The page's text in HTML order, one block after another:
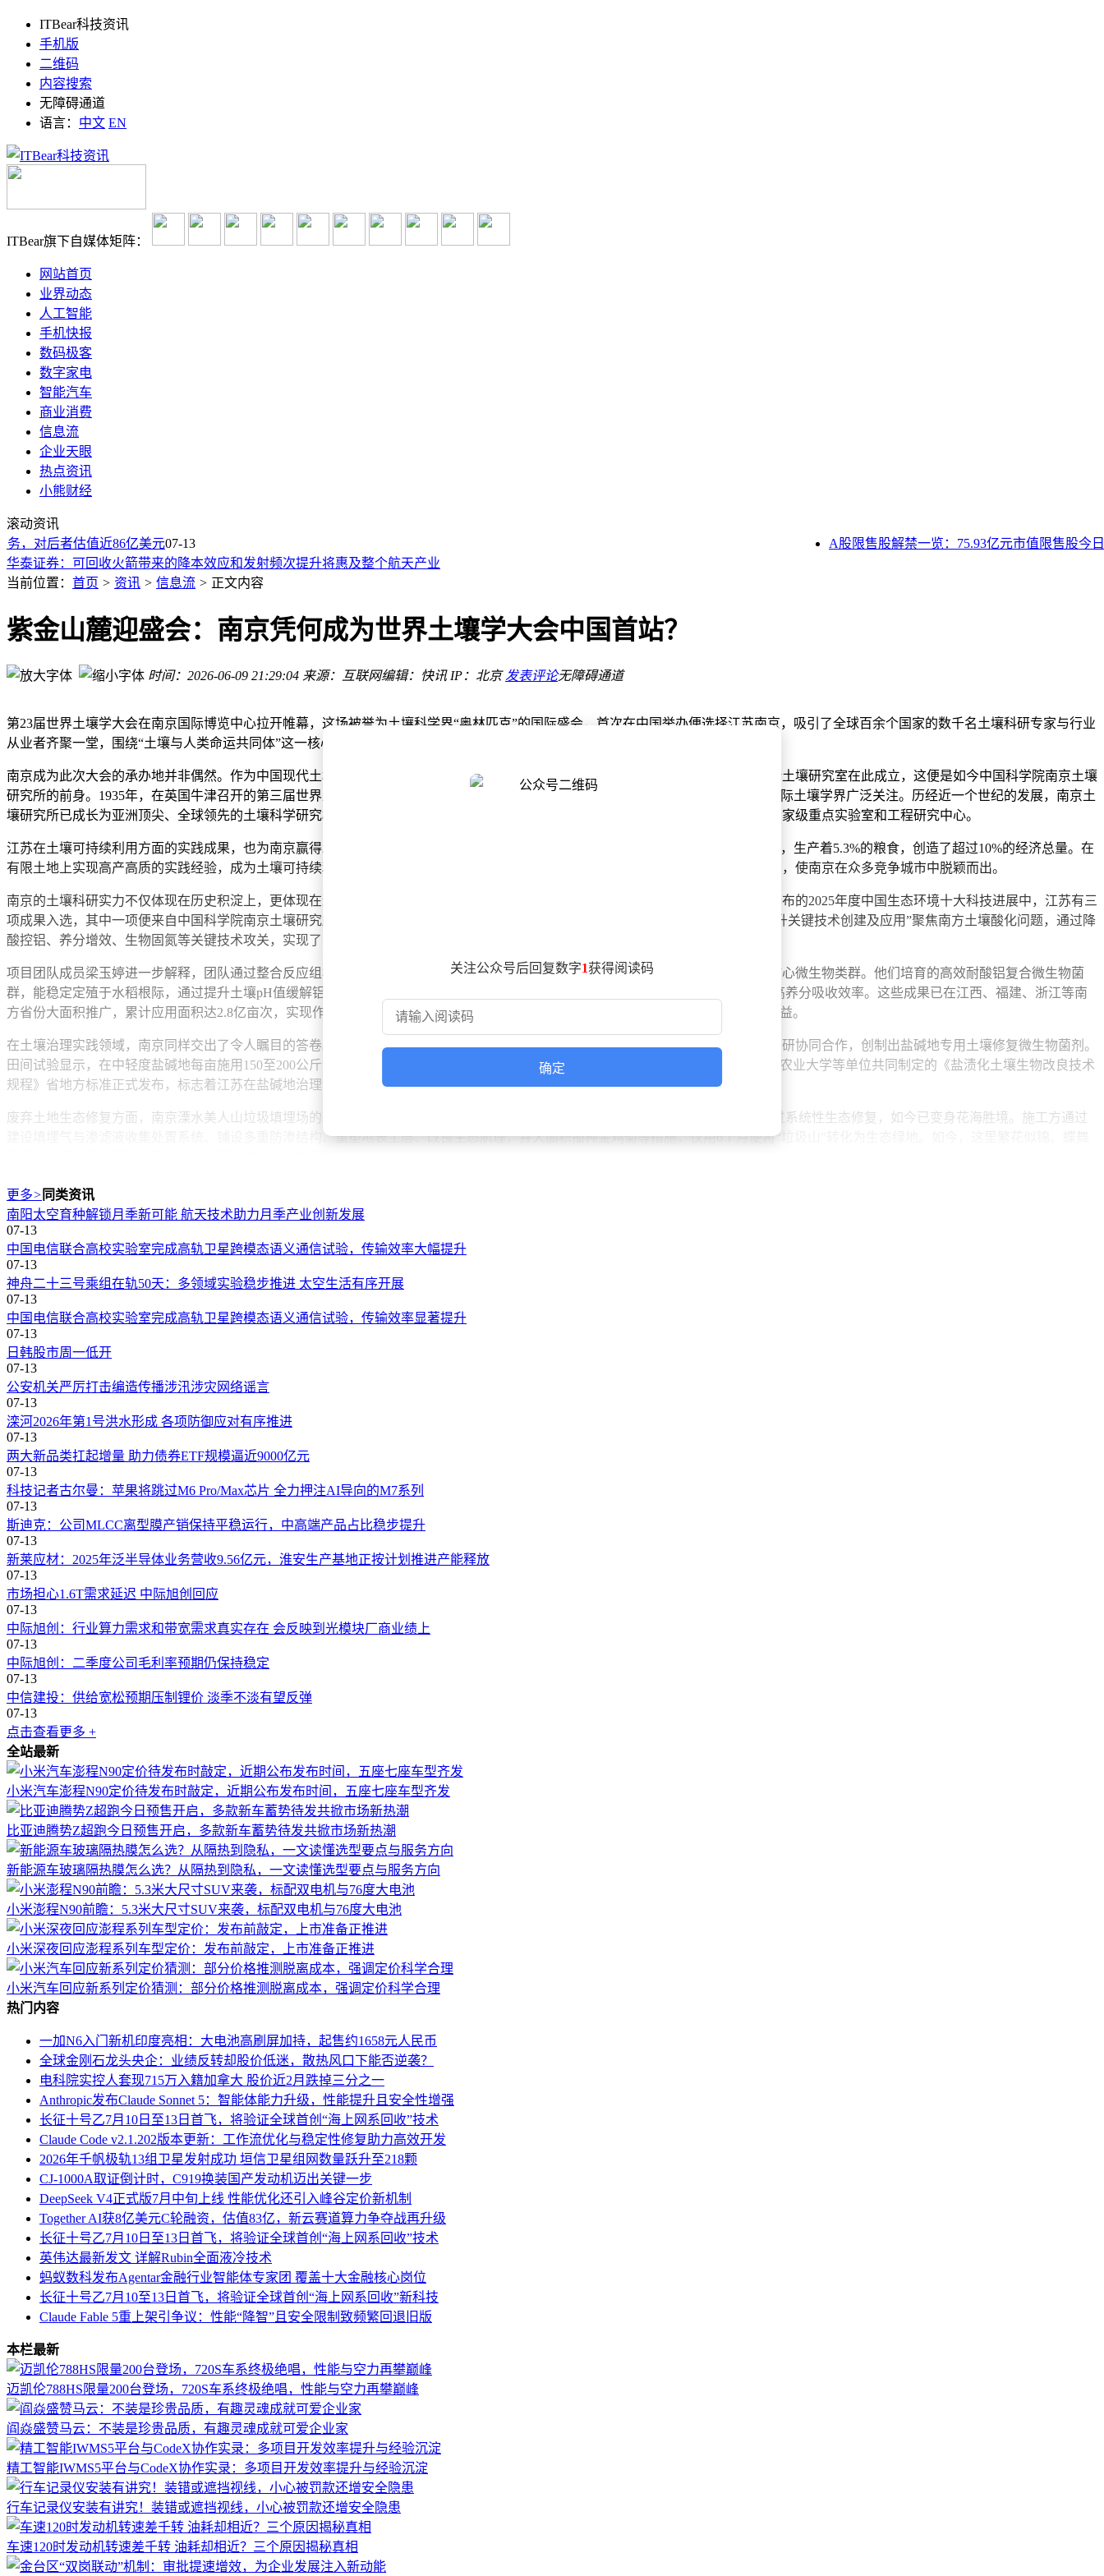
ITBear科技资讯
手机版
二维码
内容搜索
无障碍通道
语言： 中文 EN
ITBear旗下自媒体矩阵：
网站首页
业界动态
人工智能
手机快报
数码极客
数字家电
智能汽车
商业消费
信息流
企业天眼
热点资讯
小熊财经
滚动资讯
，对后者估值近86亿美元07-13 A股限售股解禁一览：75.93亿元市值限售股今日
金山办公：WPS已完成初步存储管理能力优化，体验版已开放使用
中国电信联合高校实验室完成高轨卫星跨模态语义通信试验，传输效率显著提升
A股限售股解禁一览：75.93亿元市值限售股今日解禁
首次关键跨越 甲醇输送搭上成品油管道“顺风车”
华泰证券：可回收火箭带来的降本效应和发射频次提升将惠及整个航天产业
华泰证券：三季度10年国债运行区间仍在1.70%-1.80%，上限仍难超过1.9%
中际旭创澄清二季度业绩严重不及预期和故意压制股价传言
月球每年3.8厘米远离地球？不必恐慌！科学解读及中国探月新贡献来了
金山办公：WPS已完成初步存储管理能力优化，体验版已开放使用
中国电信联合高校实验室完成高轨卫星跨模态语义通信试验，传输效率显著提升
当前位置： 首页 > 资讯 > 信息流 > 正文内容
紫金山麓迎盛会：南京凭何成为世界土壤学大会中国首站？
时间：2026-06-09 21:29:04 来源：互联网编辑：快讯 IP：北京 发表评论无障碍通道
第23届世界土壤学大会在南京国际博览中心拉开帷幕，这场被誉为土壤科学界“奥林匹克”的国际盛会，首次在中国举办便选择江苏南京，吸引了全球百余个国家的数千名土壤科研专家与行业
从业者齐聚一堂，围绕“土壤与人类命运共同体”这一核心议题展开深入探讨。
南京成为此次大会的承办地并非偶然。作为中国现代土壤科学的发源地，南京的土壤科研历史可追溯至1930年。当时，中央地质调查所土壤研究室在此成立，这便是如今中国科学院南京土壤
研究所的前身。1935年，在英国牛津召开的第三届世界土壤学大会上，来自该研究室的中方代表侯光炯首次提出“水稻土”概念，引发国际土壤学界广泛关注。历经近一个世纪的发展，南京土
壤研究所已成长为亚洲顶尖、全球领先的土壤科学研究机构，拥有全球规模最大的土壤标本库、完备的国家级土壤数据库，以及多个国家级重点实验室和工程研究中心。
江苏在土壤可持续利用方面的实践成果，也为南京赢得承办权增添了重要砝码。这片仅占全国1.12%土地面积的区域，承载着6%的人口，生产着5.3%的粮食，创造了超过10%的经济总量。在
有限土地上实现高产高质的实践经验，成为土壤可持续利用的鲜活样本。城市的科研积淀、区域的发展经验与地方的经济实力共同作用，使南京在众多竞争城市中脱颖而出。
南京的土壤科研实力不仅体现在历史积淀上，更体现在近年来的硬核成果中。在本届大会开幕前不久，中国科协生态环境产学联合体公布的2025年度中国生态环境十大科技进展中，江苏有三
项成果入选，其中一项便来自中国科学院南京土壤研究所。该研究所所长沈仁芳介绍，入选项目“南方酸性土壤障碍消减与作物产能提升关键技术创建及应用”聚焦南方土壤酸化问题，通过降
酸控铝、养分增效、生物固氮等关键技术攻关，实现了多项基础理论突破，并研发出针对不同耕地类型的技术、产品及配套应用方案。
项目团队成员梁玉婷进一步解释，团队通过整合反应组模型与机器学习方法，对红壤微生物进行深度分析，锁定了参与土壤碳循环的核心微生物类群。他们培育的高效耐酸铝复合微生物菌
群，能稳定定殖于水稻根际，通过提升土壤pH值缓解铝毒，同时活化被土壤固化的磷素，提升磷养分有效性，促进水稻根系发育，提高养分吸收效率。这些成果已在江西、福建、浙江等南
方省份大面积推广，累计应用面积达2.8亿亩次，实现作物平均增产8%，减少化肥施用51.65万吨，取得了耕地提质与农户增收的双重效益。
在土壤治理实践领域，南京同样交出了令人瞩目的答卷。针对沿海盐碱地耕地退化问题，江苏省农科院资环所与南京宁粮生物通过产学研协同合作，创制出盐碱地专用土壤修复微生物菌剂。
田间试验显示，在中轻度盐碱地每亩施用150至200公斤该产品，农作物当季可增产10%以上。今年初，由中科院南京土壤研究所与南京农业大学等单位共同制定的《盐渍化土壤生物改良技术
规程》省地方标准正式发布，标志着江苏在盐碱地治理领域迈出标准化重要一步。
废弃土地生态修复方面，南京溧水美人山垃圾填埋场的转型堪称典范。这座占地5.6万平方米、累计填埋垃圾超80万吨的陈旧场地，经过系统性生态修复，如今已变身花海胜境。施工方通过
建设填埋气与渗滤液收集处置系统、铺设多重防渗结构、重塑地表土层、改良生态肌理，并大面积播种金鸡菊等措施，仅用6个月便将“垃圾山”转化为生态绿地。如今，这里繁花似锦、蝶舞
关注公众号后回复数字1获得阅读码
确定
更多> 同类资讯
南阳太空育种解锁月季新可能 航天技术助力月季产业创新发展
07-13
中国电信联合高校实验室完成高轨卫星跨模态语义通信试验，传输效率大幅提升
07-13
神舟二十三号乘组在轨50天：多领域实验稳步推进 太空生活有序开展
07-13
中国电信联合高校实验室完成高轨卫星跨模态语义通信试验，传输效率显著提升
07-13
日韩股市周一低开
07-13
公安机关严厉打击编造传播涉汛涉灾网络谣言
07-13
滦河2026年第1号洪水形成 各项防御应对有序推进
07-13
两大新品类扛起增量 助力债券ETF规模逼近9000亿元
07-13
科技记者古尔曼：苹果将跳过M6 Pro/Max芯片 全力押注AI导向的M7系列
07-13
斯迪克：公司MLCC离型膜产销保持平稳运行，中高端产品占比稳步提升
07-13
新莱应材：2025年泛半导体业务营收9.56亿元，淮安生产基地正按计划推进产能释放
07-13
市场担心1.6T需求延迟 中际旭创回应
07-13
中际旭创：行业算力需求和带宽需求真实存在 会反映到光模块厂商业绩上
07-13
中际旭创：二季度公司毛利率预期仍保持稳定
07-13
中信建投：供给宽松预期压制锂价 淡季不淡有望反弹
07-13
点击查看更多 +
全站最新
小米汽车澎程N90定价待发布时敲定，近期公布发布时间，五座七座车型齐发
比亚迪腾势Z超跑今日预售开启，多款新车蓄势待发共掀市场新热潮
新能源车玻璃隔热膜怎么选？从隔热到隐私，一文读懂选型要点与服务方向
小米澎程N90前瞻：5.3米大尺寸SUV来袭，标配双电机与76度大电池
小米深夜回应澎程系列车型定价：发布前敲定，上市准备正推进
小米汽车回应新系列定价猜测：部分价格推测脱离成本，强调定价科学合理
热门内容
一加N6入门新机印度亮相：大电池高刷屏加持，起售约1658元人民币
全球金刚石龙头央企：业绩反转却股价低迷，散热风口下能否逆袭？
电科院实控人套现715万入籍加拿大 股价近2月跌掉三分之一
Anthropic发布Claude Sonnet 5：智能体能力升级，性能提升且安全性增强
长征十号乙7月10日至13日首飞，将验证全球首创“海上网系回收”技术
Claude Code v2.1.202版本更新：工作流优化与稳定性修复助力高效开发
2026年千帆极轨13组卫星发射成功 垣信卫星组网数量跃升至218颗
CJ-1000A取证倒计时，C919换装国产发动机迈出关键一步
DeepSeek V4正式版7月中旬上线 性能优化还引入峰谷定价新机制
Together AI获8亿美元C轮融资，估值83亿，新云赛道算力争夺战再升级
长征十号乙7月10日至13日首飞，将验证全球首创“海上网系回收”技术
英伟达最新发文 详解Rubin全面液冷技术
蚂蚁数科发布Agentar金融行业智能体专家团 覆盖十大金融核心岗位
长征十号乙7月10至13日首飞，将验证全球首创“海上网系回收”新科技
Claude Fable 5重上架引争议：性能“降智”且安全限制致频繁回退旧版
本栏最新
迈凯伦788HS限量200台登场，720S车系终极绝唱，性能与空力再攀巅峰
阎焱盛赞马云：不装是珍贵品质，有趣灵魂成就可爱企业家
精工智能IWMS5平台与CodeX协作实录：多项目开发效率提升与经验沉淀
行车记录仪安装有讲究！装错或遮挡视线，小心被罚款还增安全隐患
车速120时发动机转速差千转 油耗却相近？三个原因揭秘真相